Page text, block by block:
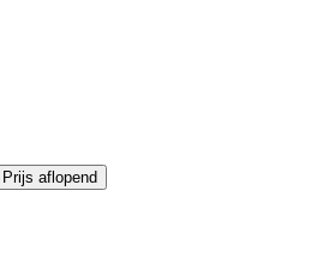
Prijs aflopend